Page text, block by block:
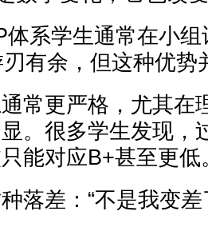
体系学生通常在小
有余，但这种优势
常更严格，尤其在
。很多学生发现，
能对应B+甚至更低
落差：“不是我变